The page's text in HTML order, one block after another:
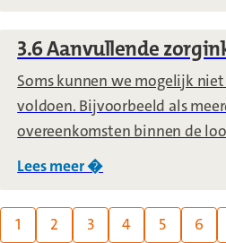
3.6 Aanvullende
Soms kunnen we mogelijk
voldoen. Bijvoorbeeld als
overeenkomsten binnen de
Lees meer �
Page:
1 2 3 4 5 6